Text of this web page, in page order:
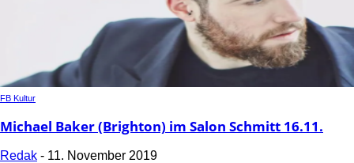
FB Kultur
Michael Baker (Brighton) im Salon Schmitt 16.11.
Redak - 11. November 2019